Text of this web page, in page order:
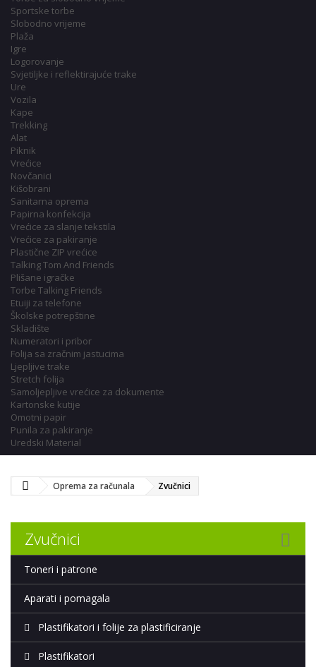
Sportske torbe
Slobodno vrijeme
Plaža
Igre
Logorovanje
Svjetiljke i reflektirajuće trake
Ure
Vozila
Kape
Trekking
Alat
Piknik
Vrećice
Novčanici
Kišobrani
Sanitarna oprema
Papirna konfekcija
Vrećice za slanje tekstila
Vrećice za pakiranje
Plastične ZIP vrećice
Talking Tom And Friends
Plišane igračke
Torbe Talking Friends
Etuiji za telefone
Školske potrepštine
Skladište
Numeratori i pribor
Folija sa zračnim jastucima
Ljepljive trake
Stretch folija
Samoljepljive vrećice za dokumente
Kartonske kutije
Omotni papir
Punila za pakiranje
Uredski Material
Oprema za računala Zvučnici
Zvučnici
Toneri i patrone
Aparati i pomagala
Plastifikatori i folije za plastificiranje
Plastifikatori